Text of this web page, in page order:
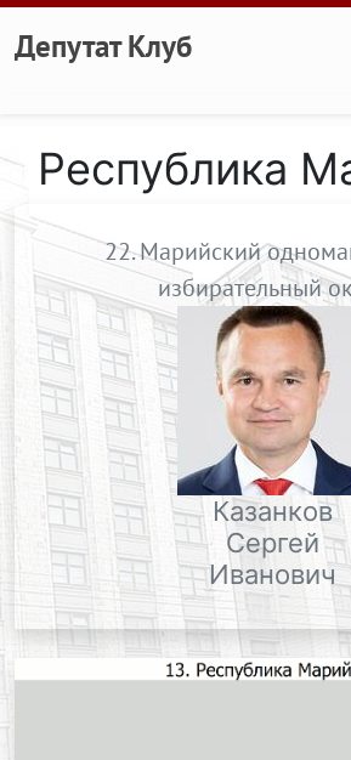
Перейти к основному содержанию
Депутат Клуб
Республика
22. Марийский
избирательный
Казанков
Сергей
Иванович